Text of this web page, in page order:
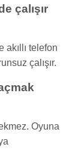
çalışır
telefon
çalışır.
Oyuna